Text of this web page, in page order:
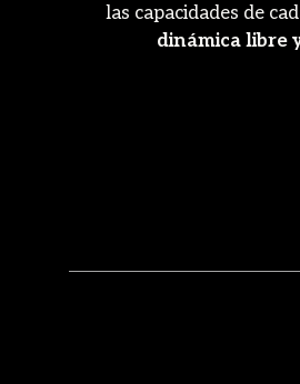
las capacidades de
dinámica libre